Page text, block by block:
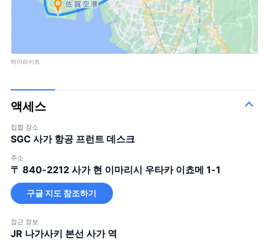
하이라이트
액세스
집합 장소
SGC 사가 항공 프런트 데스크
주소
〒 840-2212 사가 현 이마리시 우타카 이쵸메 1-1
구글 지도 참조하기
접근 정보
JR 나가사키 본선 사가 역